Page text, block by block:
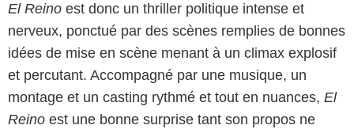
El Reino est donc un thriller politique intense et
nerveux, ponctué par des scènes remplies de bonnes
idées de mise en scène menant à un climax explosif
et percutant. Accompagné par une musique, un
montage et un casting rythmé et tout en nuances, El
Reino est une bonne surprise tant son propos ne